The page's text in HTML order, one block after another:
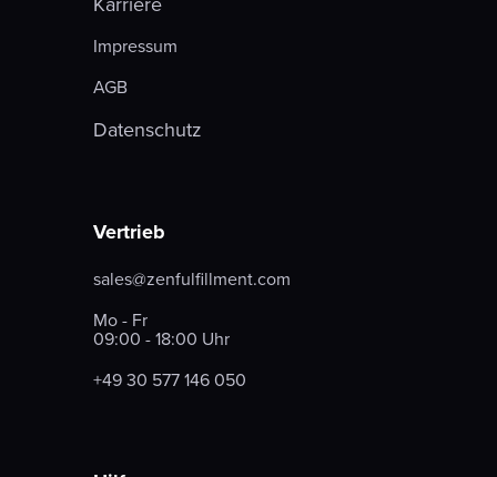
Impressum
AGB
Datenschutz
Vertrieb
sales@zenfulfillment.com
Mo - Fr
09:00 - 18:00 Uhr
+49 30 577 146 050